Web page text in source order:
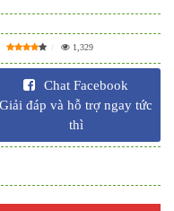
1,329
Chat Facebook
Giải đáp và hỗ trợ ngay tức
thì